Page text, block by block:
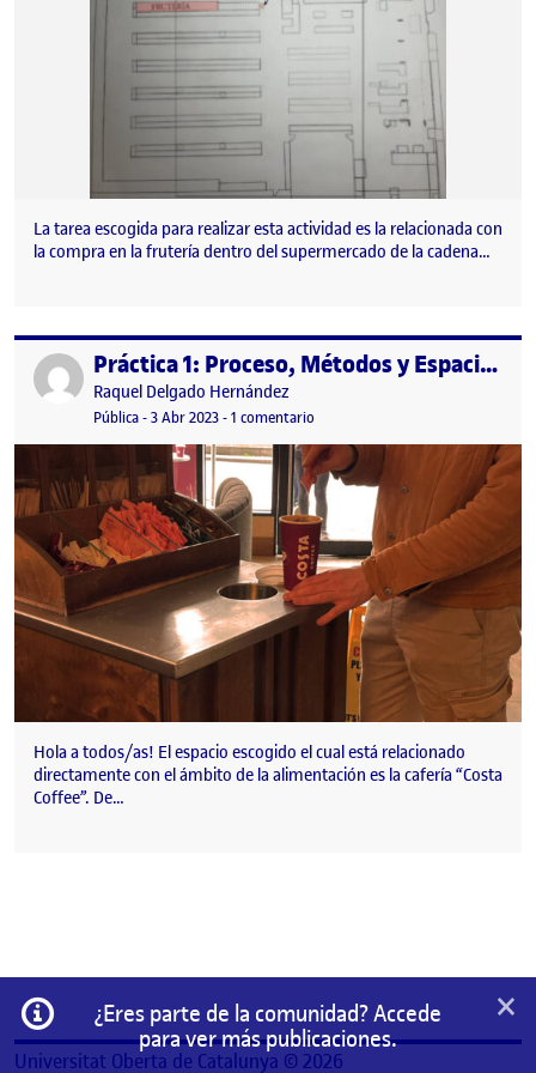
La tarea escogida para realizar esta actividad es la relacionada con
la compra en la frutería dentro del supermercado de la cadena…
Publicado por Práctica 1: Proceso, Métodos y Espacio Personal
Publicado por
Raquel Delgado Hernández
Visibilidad:
Pública-Fecha de publicación
3 Abr 202314 abril, 2023 9:54 pm
-1 comentario
Hola a todos/as! El espacio escogido el cual está relacionado
directamente con el ámbito de la alimentación es la cafería “Costa
Coffee”. De…
Información
¿Eres parte de la comunidad? Accede
para ver más publicaciones.
×
Universitat Oberta de Catalunya © 2026